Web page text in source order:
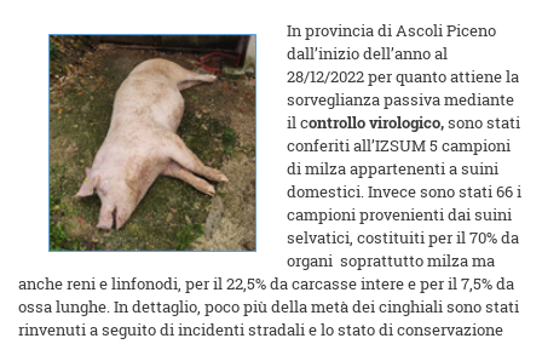
In provincia di Ascoli Piceno
dall’inizio dell’anno al
28/12/2022 per quanto attiene la
sorveglianza passiva mediante
il controllo virologico,sono stati
conferiti all’IZSUM 5 campioni
di milza appartenenti a suini
domestici. Invece sono stati 66 i
campioni provenienti dai suini
selvatici, costituiti per il 70% da
organi soprattutto milza ma
anche reni e linfonodi, per il 22,5% da carcasse intere e per il 7,5% da
ossa lunghe. In dettaglio, poco più della metà dei cinghiali sono stati
rinvenuti a seguito di incidenti stradali e lo stato di conservazione